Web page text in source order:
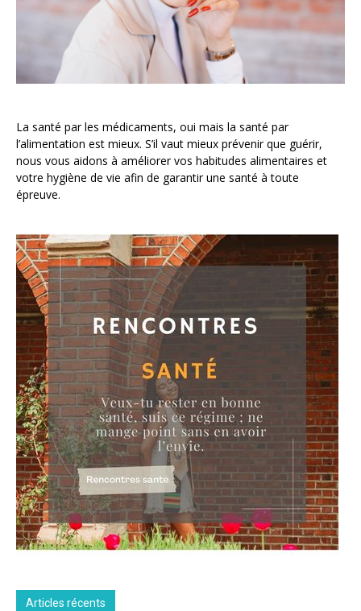
La santé par les médicaments, oui mais la santé par
l’alimentation est mieux. S’il vaut mieux prévenir que guérir,
nous vous aidons à améliorer vos habitudes alimentaires et
votre hygiène de vie afin de garantir une santé à toute
épreuve.
Articles récents